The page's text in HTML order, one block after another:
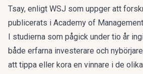
Tsay, enligt WSJ som uppger att
publicerats i Academy of
I studierna som pågick under tio år
både erfarna investerare och
att tippa eller kora en vinnare i de olika